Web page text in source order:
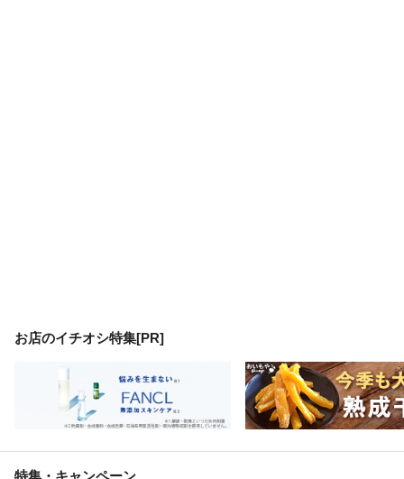
お店のイチオシ特集[PR]
特集・キャンペーン